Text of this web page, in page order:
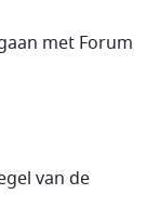
met Forum
van de